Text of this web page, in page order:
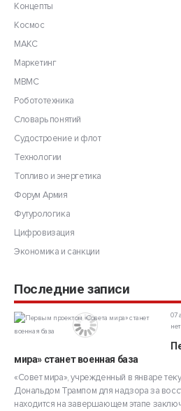
Концепты
Космос
МАКС
Маркетинг
МВМС
Робототехника
Словарь понятий
Судостроение и флот
Технологии
Топливо и энергетика
Форум Армия
Футурологика
Цифровизация
Экономика и санкции
Последние записи
07
нет
мира» станет военная база
«Совет мира», учрежденный в январе
Дональдом Трампом для надзора за
находится на завершающем этапе